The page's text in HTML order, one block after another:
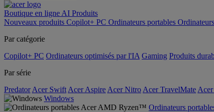
Boutique en ligne AI Produits
Nouveaux produits Copilot+ PC Ordinateurs portables
Par catégorie
Copilot+ PC Ordinateurs optimisés par l'IA Gaming Produits
Par série
Predator Acer Swift Acer Aspire Acer Nitro Acer TravelMate Acer
Windows
Ordinateurs